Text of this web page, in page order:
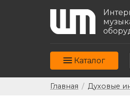
Каталог
Главная / Духовые